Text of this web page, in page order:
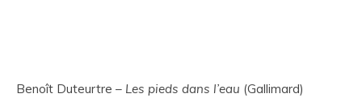
Benoît Duteurtre – Les pieds dans l’eau (Gallimard)